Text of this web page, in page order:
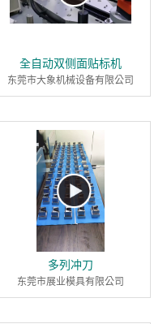
全自动双侧面贴标机
东莞市大象机械设备有限公司
多列冲刀
东莞市展业模具有限公司